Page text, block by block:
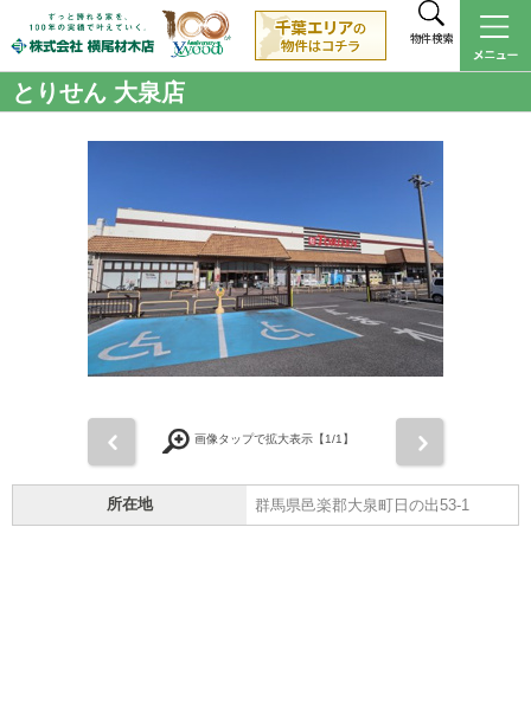
物件検索
とりせん 大泉店
画像タップで拡大表示【1/1】
所在地 群馬県邑楽郡大泉町日の出53-1